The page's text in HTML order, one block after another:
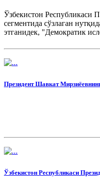
Ўзбекистон Республикаси
сегментида сўзлаган
этганидек, "Демократик
Президент Шавкат
Ўзбекистон Республикаси